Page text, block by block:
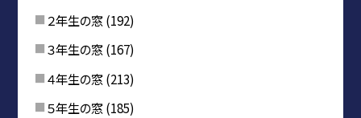
２年生の窓(192)
３年生の窓(167)
４年生の窓(213)
５年生の窓(185)